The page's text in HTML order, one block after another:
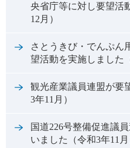
央省庁等に対し要望活
12月）
さとうきび・でんぷん
望活動を実施しました
観光産業議員連盟が要
3年11月）
国道226号整備促進議
いました（令和3年11月